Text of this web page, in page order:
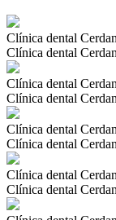
Clínica dental
Clínica dental
Clínica dental
Clínica dental
Clínica dental
Clínica dental
Clínica dental
Clínica dental